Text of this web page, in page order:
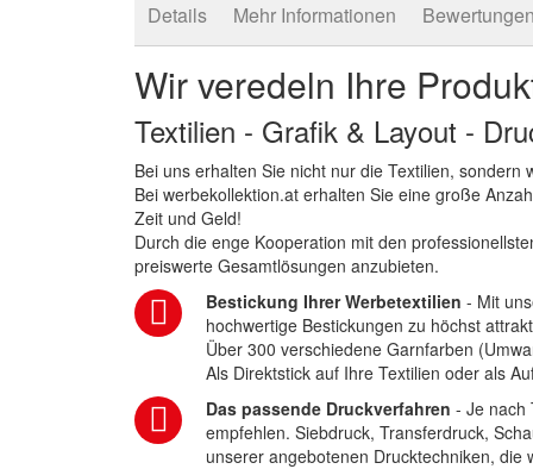
Details Mehr Informationen Bewertungen
Wir veredeln Ihre
Textilien - Grafik & Layout -
Bei uns erhalten Sie nicht nur die Textilien,
Bei werbekollektion.at erhalten Sie eine große
Zeit und Geld!
Durch die enge Kooperation mit den
preiswerte Gesamtlösungen anzubieten.
Bestickung Ihrer Werbetextilien - Mit
hochwertige Bestickungen zu höchst
Über 300 verschiedene Garnfarben
Als Direktstick auf Ihre Textilien oder als
Das passende Druckverfahren - Je nach
empfehlen. Siebdruck, Transferdruck,
unserer angebotenen Drucktechniken,